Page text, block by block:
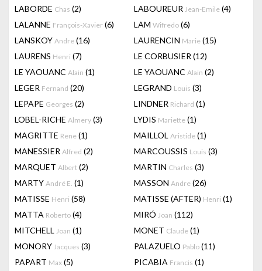
LABORDE Chas (2) LABOUREUR Jean-Emile (4)
LALANNE François-Xavier (6) LAM Wifredo (6)
LANSKOY Andre (16) LAURENCIN Marie (15)
LAURENS Henri (7) LE CORBUSIER (12)
LE YAOUANC Alain (1) LE YAOUANC Alain (2)
LEGER Fernand (20) LEGRAND Louis (3)
LEPAPE Georges (2) LINDNER Richard (1)
LOBEL-RICHE Almery (3) LYDIS Mariette (1)
MAGRITTE Rene (1) MAILLOL Aristide (1)
MANESSIER Alfred (2) MARCOUSSIS Louis (3)
MARQUET Albert (2) MARTIN Charles (3)
MARTY André E. (1) MASSON Andre (26)
MATISSE Henri (58) MATISSE (AFTER) Henri (1)
MATTA Roberto (4) MIRÓ Joan (112)
MITCHELL Joan (1) MONET Claude (1)
MONORY Jacques (3) PALAZUELO Pablo (11)
PAPART Max (5) PICABIA Francis (1)